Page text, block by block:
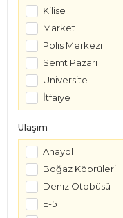
Kilise
Market
Polis Merkezi
Semt Pazarı
Üniversite
İtfaiye
Ulaşım
Anayol
Boğaz Köprüleri
Deniz Otobüsü
E-5